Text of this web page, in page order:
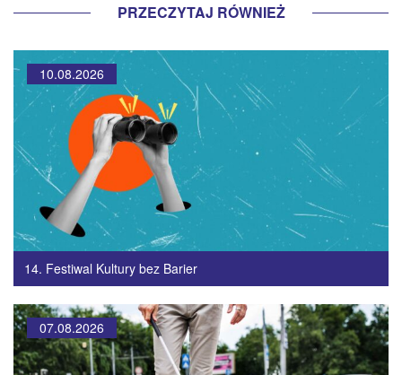
PRZECZYTAJ RÓWNIEŻ
10.08.2026
14. Festiwal Kultury bez Barier
07.08.2026